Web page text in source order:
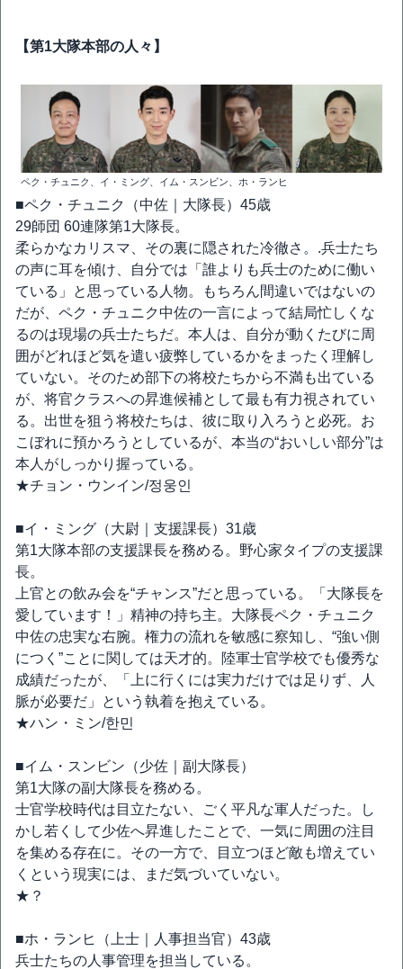
【第1大隊本部の人々】
ペク・チュニク、イ・ミング、イム・スンビン、ホ・ランヒ
■ペク・チュニク（中佐｜大隊長）45歳
29師団 60連隊第1大隊長。
柔らかなカリスマ、その裏に隠された冷徹さ。.兵士たち
の声に耳を傾け、自分では「誰よりも兵士のために働い
ている」と思っている人物。もちろん間違いではないの
だが、ペク・チュニク中佐の一言によって結局忙しくな
るのは現場の兵士たちだ。本人は、自分が動くたびに周
囲がどれほど気を遣い疲弊しているかをまったく理解し
ていない。そのため部下の将校たちから不満も出ている
が、将官クラスへの昇進候補として最も有力視されてい
る。出世を狙う将校たちは、彼に取り入ろうと必死。お
こぼれに預かろうとしているが、本当の“おいしい部分”は
本人がしっかり握っている。
★チョン・ウンイン/정웅인
■イ・ミング（大尉｜支援課長）31歳
第1大隊本部の支援課長を務める。野心家タイプの支援課
長。
上官との飲み会を“チャンス”だと思っている。「大隊長を
愛しています！」精神の持ち主。大隊長ペク・チュニク
中佐の忠実な右腕。権力の流れを敏感に察知し、“強い側
につく”ことに関しては天才的。陸軍士官学校でも優秀な
成績だったが、「上に行くには実力だけでは足りず、人
脈が必要だ」という執着を抱えている。
★ハン・ミン/한민
■イム・スンビン（少佐｜副大隊長）
第1大隊の副大隊長を務める。
士官学校時代は目立たない、ごく平凡な軍人だった。し
かし若くして少佐へ昇進したことで、一気に周囲の注目
を集める存在に。その一方で、目立つほど敵も増えてい
くという現実には、まだ気づいていない。
★？
■ホ・ランヒ（上士｜人事担当官）43歳
兵士たちの人事管理を担当している。